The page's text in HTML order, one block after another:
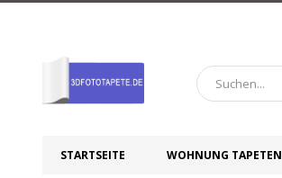
STARTSEITE WOHNUNG TAPETEN